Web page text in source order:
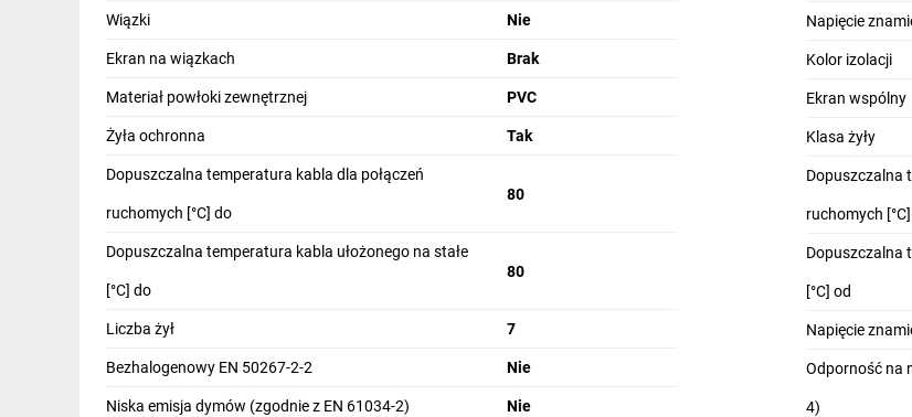
Odzież ochronna i BHP
Inne
Budowa i Remont
Elektronika
Smart home
Wentylacja i rekuperacja
Wiązki Nie
Ekran na wiązkach Brak
Materiał powłoki zewnętrznej PVC
Żyła ochronna Tak
Dopuszczalna temperatura kabla dla połączeń
ruchomych [°C] do
80
Dopuszczalna temperatura kabla ułożonego na stałe
[°C] do
80
Liczba żył 7
Bezhalogenowy EN 50267-2-2 Nie
Niska emisja dymów (zgodnie z EN 61034-2) Nie
Napięcie
Kolor izolacji
Ekran wspólny
Klasa żyły
Dopuszczalna
ruchomych
Dopuszczalna
[°C] od
Napięcie
Odporność na
4)